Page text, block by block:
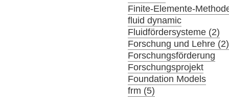
Finite-Elemente-
fluid dynamic
Fluidfördersysteme (2)
Forschung und Lehre (2)
Forschungsförderung
Forschungsprojekt
Foundation Models
frm (5)